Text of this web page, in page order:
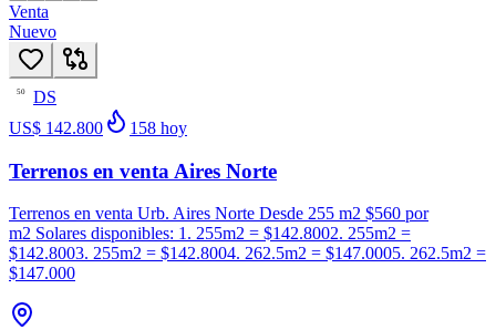
Venta
Nuevo
50
DS
US$ 142.800
158 hoy
Terrenos en venta Aires Norte
Terrenos en venta Urb. Aires Norte Desde 255 m2 $560 por
m2 Solares disponibles: 1. 255m2 = $142.8002. 255m2 =
$142.8003. 255m2 = $142.8004. 262.5m2 = $147.0005. 262.5m2 =
$147.000